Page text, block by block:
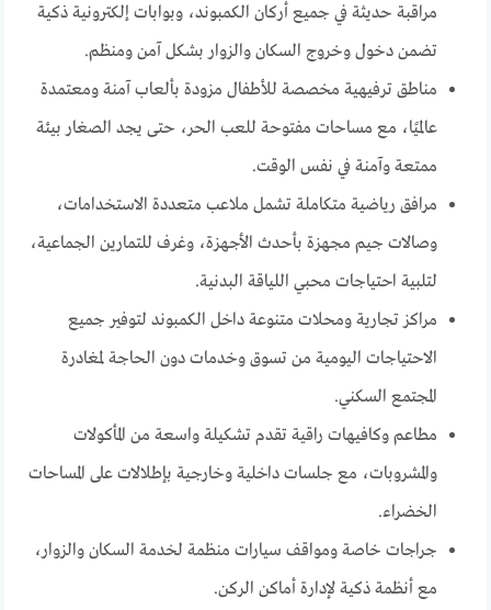
مراقبة حديثة في جميع أركان الكمبوند، وبوابات إلكترونية ذكية
تضمن دخول وخروج السكان والزوار بشكل آمن ومنظم.
مناطق ترفيهية مخصصة للأطفال مزودة بألعاب آمنة ومعتمدة
عالميًا، مع مساحات مفتوحة للعب الحر، حتى يجد الصغار بيئة
ممتعة وآمنة في نفس الوقت.
مرافق رياضية متكاملة تشمل ملاعب متعددة الاستخدامات،
وصالات جيم مجهزة بأحدث الأجهزة، وغرف للتمارين الجماعية،
لتلبية احتياجات محبي اللياقة البدنية.
مراكز تجارية ومحلات متنوعة داخل الكمبوند لتوفير جميع
الاحتياجات اليومية من تسوق وخدمات دون الحاجة لمغادرة
المجتمع السكني.
مطاعم وكافيهات راقية تقدم تشكيلة واسعة من المأكولات
والمشروبات، مع جلسات داخلية وخارجية بإطلالات على المساحات
الخضراء.
جراجات خاصة ومواقف سيارات منظمة لخدمة السكان والزوار،
مع أنظمة ذكية لإدارة أماكن الركن.